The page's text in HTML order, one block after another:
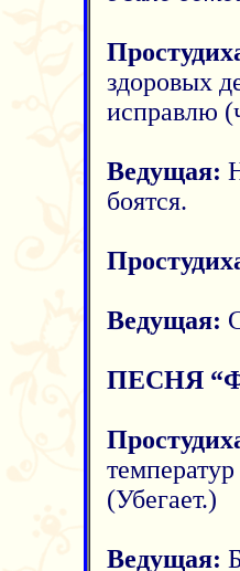
здоровых
исправлю
Ведущая:
боятся.
Ведущая:
ПЕСНЯ
(Убегает.)
Ведущая: